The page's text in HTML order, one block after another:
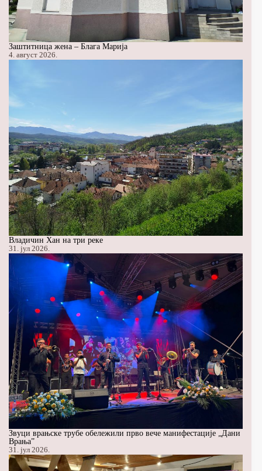
Заштитница жена – Блага Марија
4. август 2026.
Владичин Хан на три реке
31. јул 2026.
Звуци врањске трубе обележили прво вече манифестације „Дани
Врања”
31. јул 2026.